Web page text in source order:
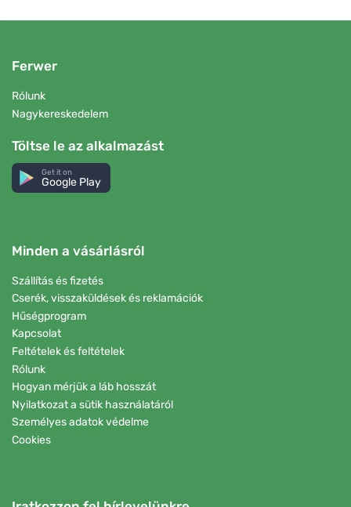
Ferwer
Rólunk
Nagykereskedelem
Töltse le az alkalmazást
Get it on
Google Play
Minden a vásárlásról
Szállítás és fizetés
Cserék, visszaküldések és reklamációk
Hűségprogram
Kapcsolat
Feltételek és feltételek
Rólunk
Hogyan mérjük a láb hosszát
Nyilatkozat a sütik használatáról
Személyes adatok védelme
Cookies